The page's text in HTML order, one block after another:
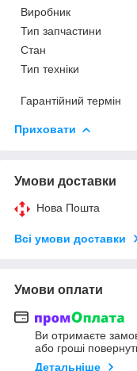
Виробник
Тип запчастини
Стан
Тип техніки
Гарантійний термін
Приховати
Умови доставки
Нова Пошта
Всі умови доставки
Умови оплати
Ви отримаєте
або гроші
Детальніше